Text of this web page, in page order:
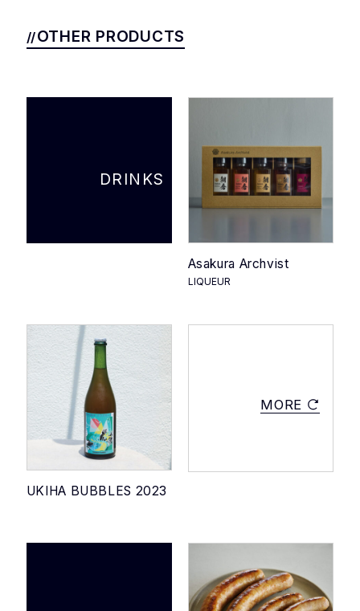
OTHER PRODUCTS
DRINKS
Asakura Archvist
LIQUEUR
UKIHA BUBBLES 2023
MORE